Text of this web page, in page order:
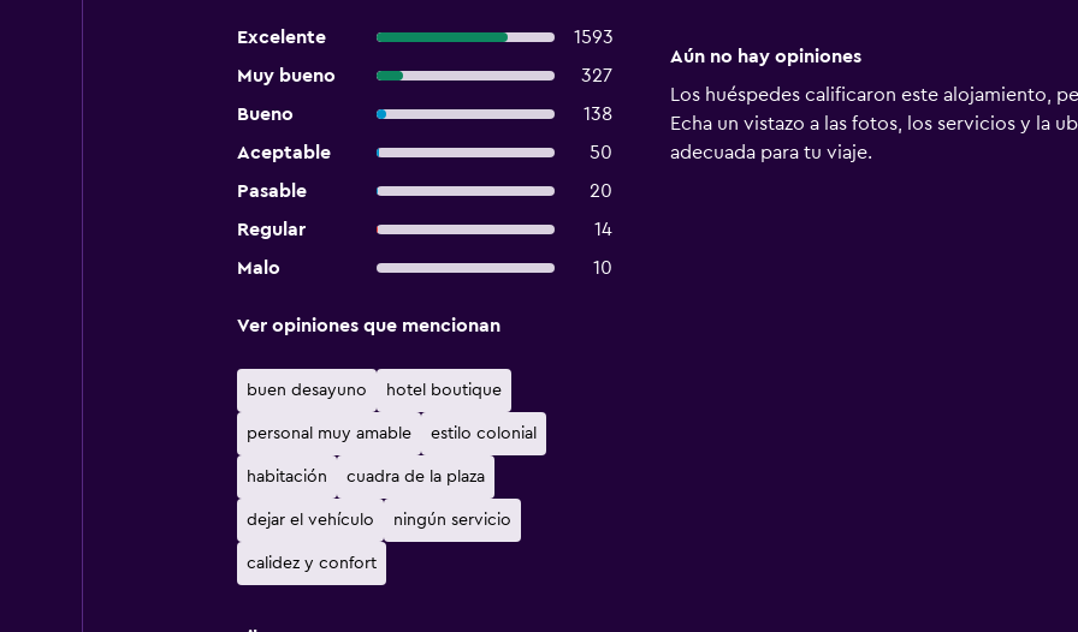
Excelente
1593
Muy bueno
327
Bueno
138
Aceptable
50
Pasable
20
Regular
14
Malo
10
Ver opiniones que mencionan
buen desayuno hotel boutique
personal muy amable estilo colonial
habitación cuadra de la plaza
dejar el vehículo ningún servicio
calidez y confort
Aún no hay opiniones
Los huéspedes calificaron este alojamiento,
Echa un vistazo a las fotos, los servicios y la
adecuada para tu viaje.